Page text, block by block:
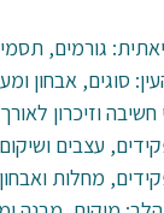
גורמים,
סוגים, אבחון
חשיבה וזיכרון
עצבים ושיקום
מחלות ואבחון